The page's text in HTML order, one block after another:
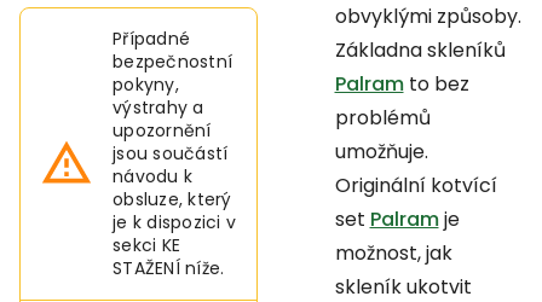
Případné
bezpečnostní
pokyny,
výstrahy a
upozornění
jsou součástí
návodu k
obsluze, který
je k dispozici v
sekci KE
STAŽENÍ níže.
obvyklými způsoby.
Základna skleníků
Palramto bez
problémů
umožňuje.
Originální kotvící
set Palramje
možnost, jak
skleník ukotvit